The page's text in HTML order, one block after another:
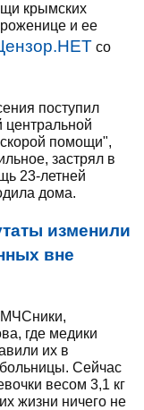
крымских
и ее
со
поступил
центральной
помощи",
застрял в
23-летней
дома.
изменили
вне
где медики
их в
Сейчас
весом 3,1 кг
жизни ничего не